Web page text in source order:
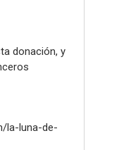
donación, y
la-luna-de-